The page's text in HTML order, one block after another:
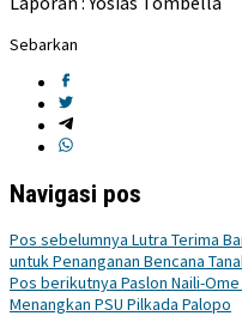
Sebarkan
Navigasi pos
Pos sebelumnya Lutra Terima
untuk Penanganan Bencana
Pos berikutnya Paslon Naili-
Menangkan PSU Pilkada Palopo